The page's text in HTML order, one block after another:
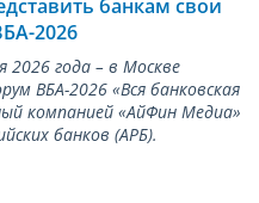
банкам свои
2026
2026 года – в Москве
ВБА-2026 «Вся банковская
компанией «АйФин Медиа»
банков (АРБ).